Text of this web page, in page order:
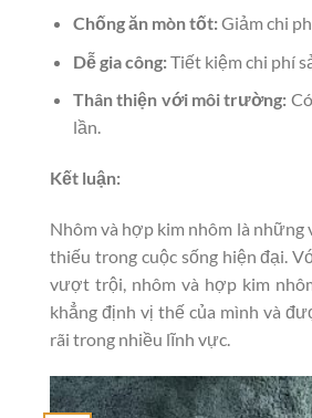
Chống ăn mòn tốt:Giảm chi
Dễ gia công:Tiết kiệm chi phí
Thân thiện với môi trường:
lần.
Kết luận:
Nhôm và hợp kim nhôm là những
thiếu trong cuộc sống hiện đại.
vượt trội, nhôm và hợp kim
khẳng định vị thế của mình và
rãi trong nhiều lĩnh vực.